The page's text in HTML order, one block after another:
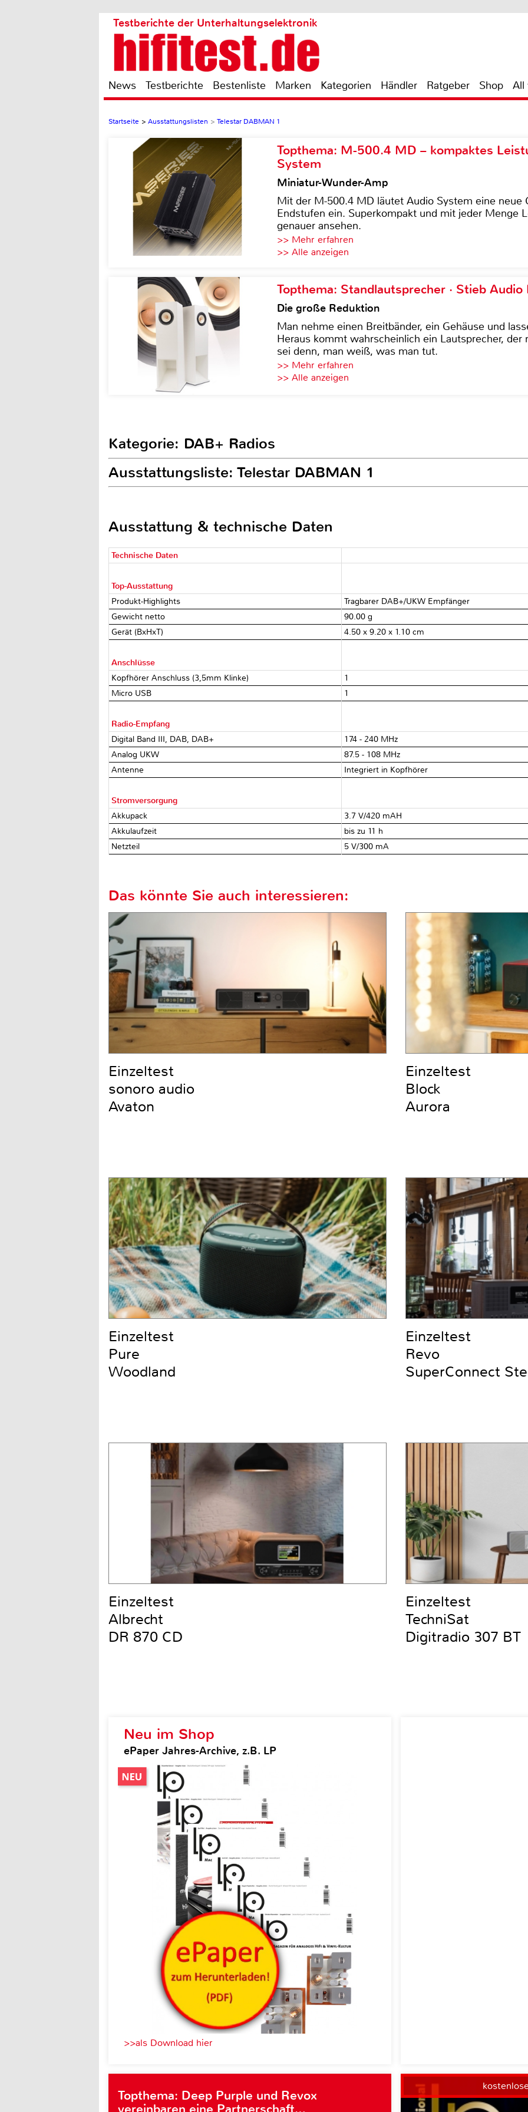
Testberichte der Unterhaltungselektronik
News Testberichte Bestenliste Marken Kategorien Händler Ratgeber Shop All
Startseite > Ausstattungslisten > Telestar DABMAN 1
Topthema: M-500.4 MD – kompaktes
System
Miniatur-Wunder-Amp
Mit der M-500.4 MD läutet Audio System eine neue
Endstufen ein. Superkompakt und mit jeder Menge
genauer ansehen.
>> Mehr erfahren
>> Alle anzeigen
Topthema: Standlautsprecher · Stieb Audio
Die große Reduktion
Man nehme einen Breitbänder, ein Gehäuse und
Heraus kommt wahrscheinlich ein Lautsprecher,
sei denn, man weiß, was man tut.
>> Mehr erfahren
>> Alle anzeigen
Kategorie: DAB+ Radios
Ausstattungsliste: Telestar DABMAN 1
Ausstattung & technische Daten
Technische Daten
Top-Ausstattung
Produkt-Highlights
Tragbarer DAB+/UKW Empfänger
Gewicht netto
90.00 g
Gerät (BxHxT)
4.50 x 9.20 x 1.10 cm
Anschlüsse
Kopfhörer Anschluss (3,5mm Klinke)
1
Micro USB
1
Radio-Empfang
Digital Band III, DAB, DAB+
174 - 240 MHz
Analog UKW
87.5 - 108 MHz
Antenne
Integriert in Kopfhörer
Stromversorgung
Akkupack
3.7 V/420 mAH
Akkulaufzeit
bis zu 11 h
Netzteil
5 V/300 mA
Neu im Shop
ePaper Jahres-Archive, z.B. LP
>>als Download hier
Topthema: Deep Purple und Revox
Das könnte Sie auch interessieren:
Einzeltest
sonoro audio
Avaton
Einzeltest
Block
Aurora
Einzeltest
Pure
Woodland
Einzeltest
Revo
SuperConnect
Einzeltest
Albrecht
DR 870 CD
Einzeltest
TechniSat
Digitradio 307 BT